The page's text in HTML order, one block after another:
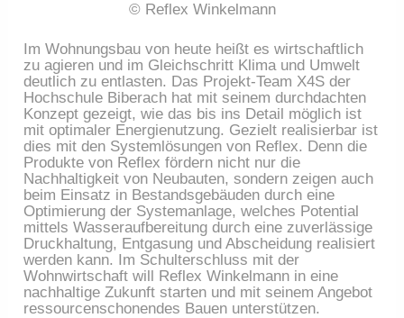
© Reflex Winkelmann
Im Wohnungsbau von heute heißt es wirtschaftlich
zu agieren und im Gleichschritt Klima und Umwelt
deutlich zu entlasten. Das Projekt-Team X4S der
Hochschule Biberach hat mit seinem durchdachten
Konzept gezeigt, wie das bis ins Detail möglich ist
mit optimaler Energienutzung. Gezielt realisierbar ist
dies mit den Systemlösungen von Reflex. Denn die
Produkte von Reflex fördern nicht nur die
Nachhaltigkeit von Neubauten, sondern zeigen auch
beim Einsatz in Bestandsgebäuden durch eine
Optimierung der Systemanlage, welches Potential
mittels Wasseraufbereitung durch eine zuverlässige
Druckhaltung, Entgasung und Abscheidung realisiert
werden kann. Im Schulterschluss mit der
Wohnwirtschaft will Reflex Winkelmann in eine
nachhaltige Zukunft starten und mit seinem Angebot
ressourcenschonendes Bauen unterstützen.